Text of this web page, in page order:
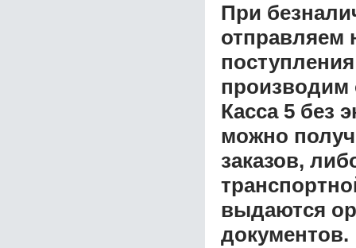
При
отправляем
производим
Касса 5 без
можно
заказов,
выдаются
документов.